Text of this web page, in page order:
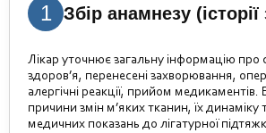
1 Збір анамнезу
Лікар уточнює загальну інформацію про
здоров’я, перенесені захворювання,
алергічні реакції, прийом
причини змін м’яких тканин, їх динаміку
медичних показань до лігатурної